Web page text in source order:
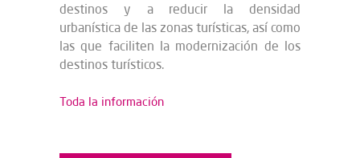
destinos y a reducir la densidad
urbanística de las zonas turísticas, así como
las que faciliten la modernización de los
destinos turísticos.
Toda la información